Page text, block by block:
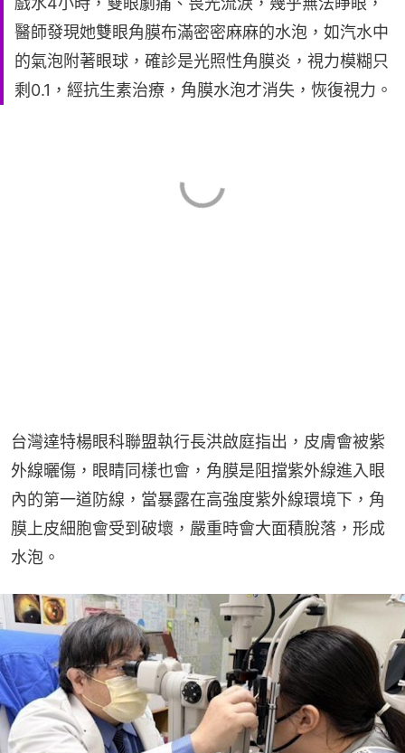
醫師發現她雙眼角膜布滿密密麻麻的水泡，如汽水中
的氣泡附著眼球，確診是光照性角膜炎，視力模糊只
剩0.1，經抗生素治療，角膜水泡才消失，恢復視力。
台灣達特楊眼科聯盟執行長洪啟庭指出，皮膚會被紫
外線曬傷，眼睛同樣也會，角膜是阻擋紫外線進入眼
內的第一道防線，當暴露在高強度紫外線環境下，角
膜上皮細胞會受到破壞，嚴重時會大面積脫落，形成
水泡。